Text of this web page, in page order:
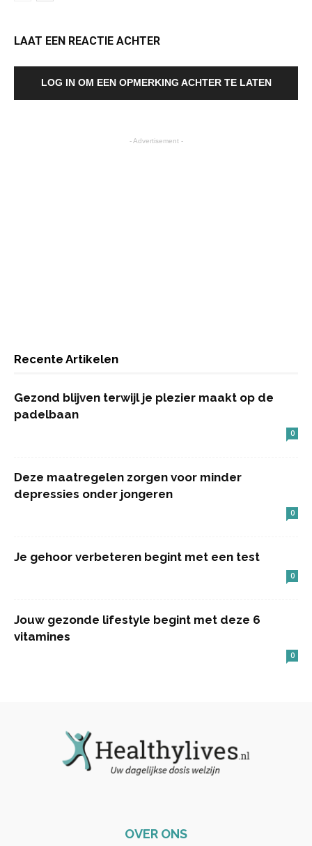
LAAT EEN REACTIE ACHTER
LOG IN OM EEN OPMERKING ACHTER TE LATEN
- Advertisement -
Recente Artikelen
Gezond blijven terwijl je plezier maakt op de
padelbaan
0
Deze maatregelen zorgen voor minder
depressies onder jongeren
0
Je gehoor verbeteren begint met een test
0
Jouw gezonde lifestyle begint met deze 6
vitamines
0
OVER ONS